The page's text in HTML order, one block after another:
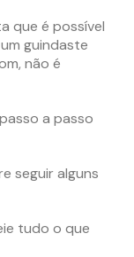
que é possível
guindaste
não é
a passo
seguir alguns
tudo o que